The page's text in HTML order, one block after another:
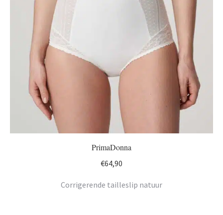
PrimaDonna
€64,90
Corrigerende tailleslip natuur